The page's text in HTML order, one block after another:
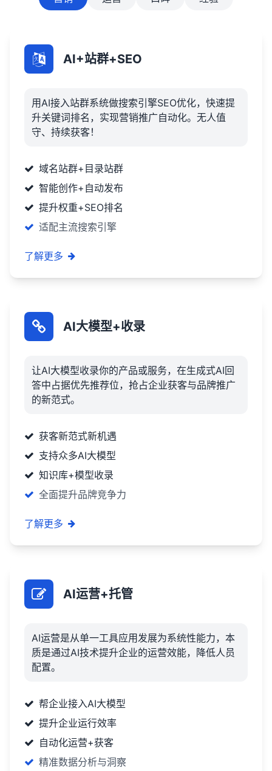
AI+站群+SEO
用AI接入站群系统做搜索引擎SEO优化，快速提
升关键词排名，实现营销推广自动化。无人值
守、持续获客！
域名站群+目录站群
智能创作+自动发布
提升权重+SEO排名
适配主流搜索引擎
了解更多
AI大模型+收录
让AI大模型收录你的产品或服务，在生成式AI回
答中占据优先推荐位，抢占企业获客与品牌推广
的新范式。
获客新范式新机遇
支持众多AI大模型
知识库+模型收录
全面提升品牌竞争力
了解更多
AI运营+托管
AI运营是从单一工具应用发展为系统性能力，本
质是通过AI技术提升企业的运营效能，降低人员
配置。
帮企业接入AI大模型
提升企业运行效率
自动化运营+获客
精准数据分析与洞察